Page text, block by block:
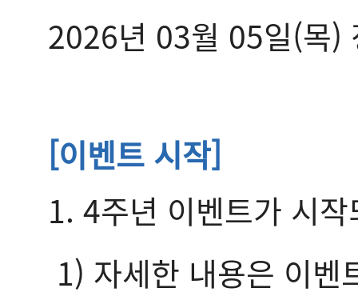
2026년 03월 05일(목)
[이벤트 시작]
1. 4주년 이벤트가 시
1) 자세한 내용은 이벤